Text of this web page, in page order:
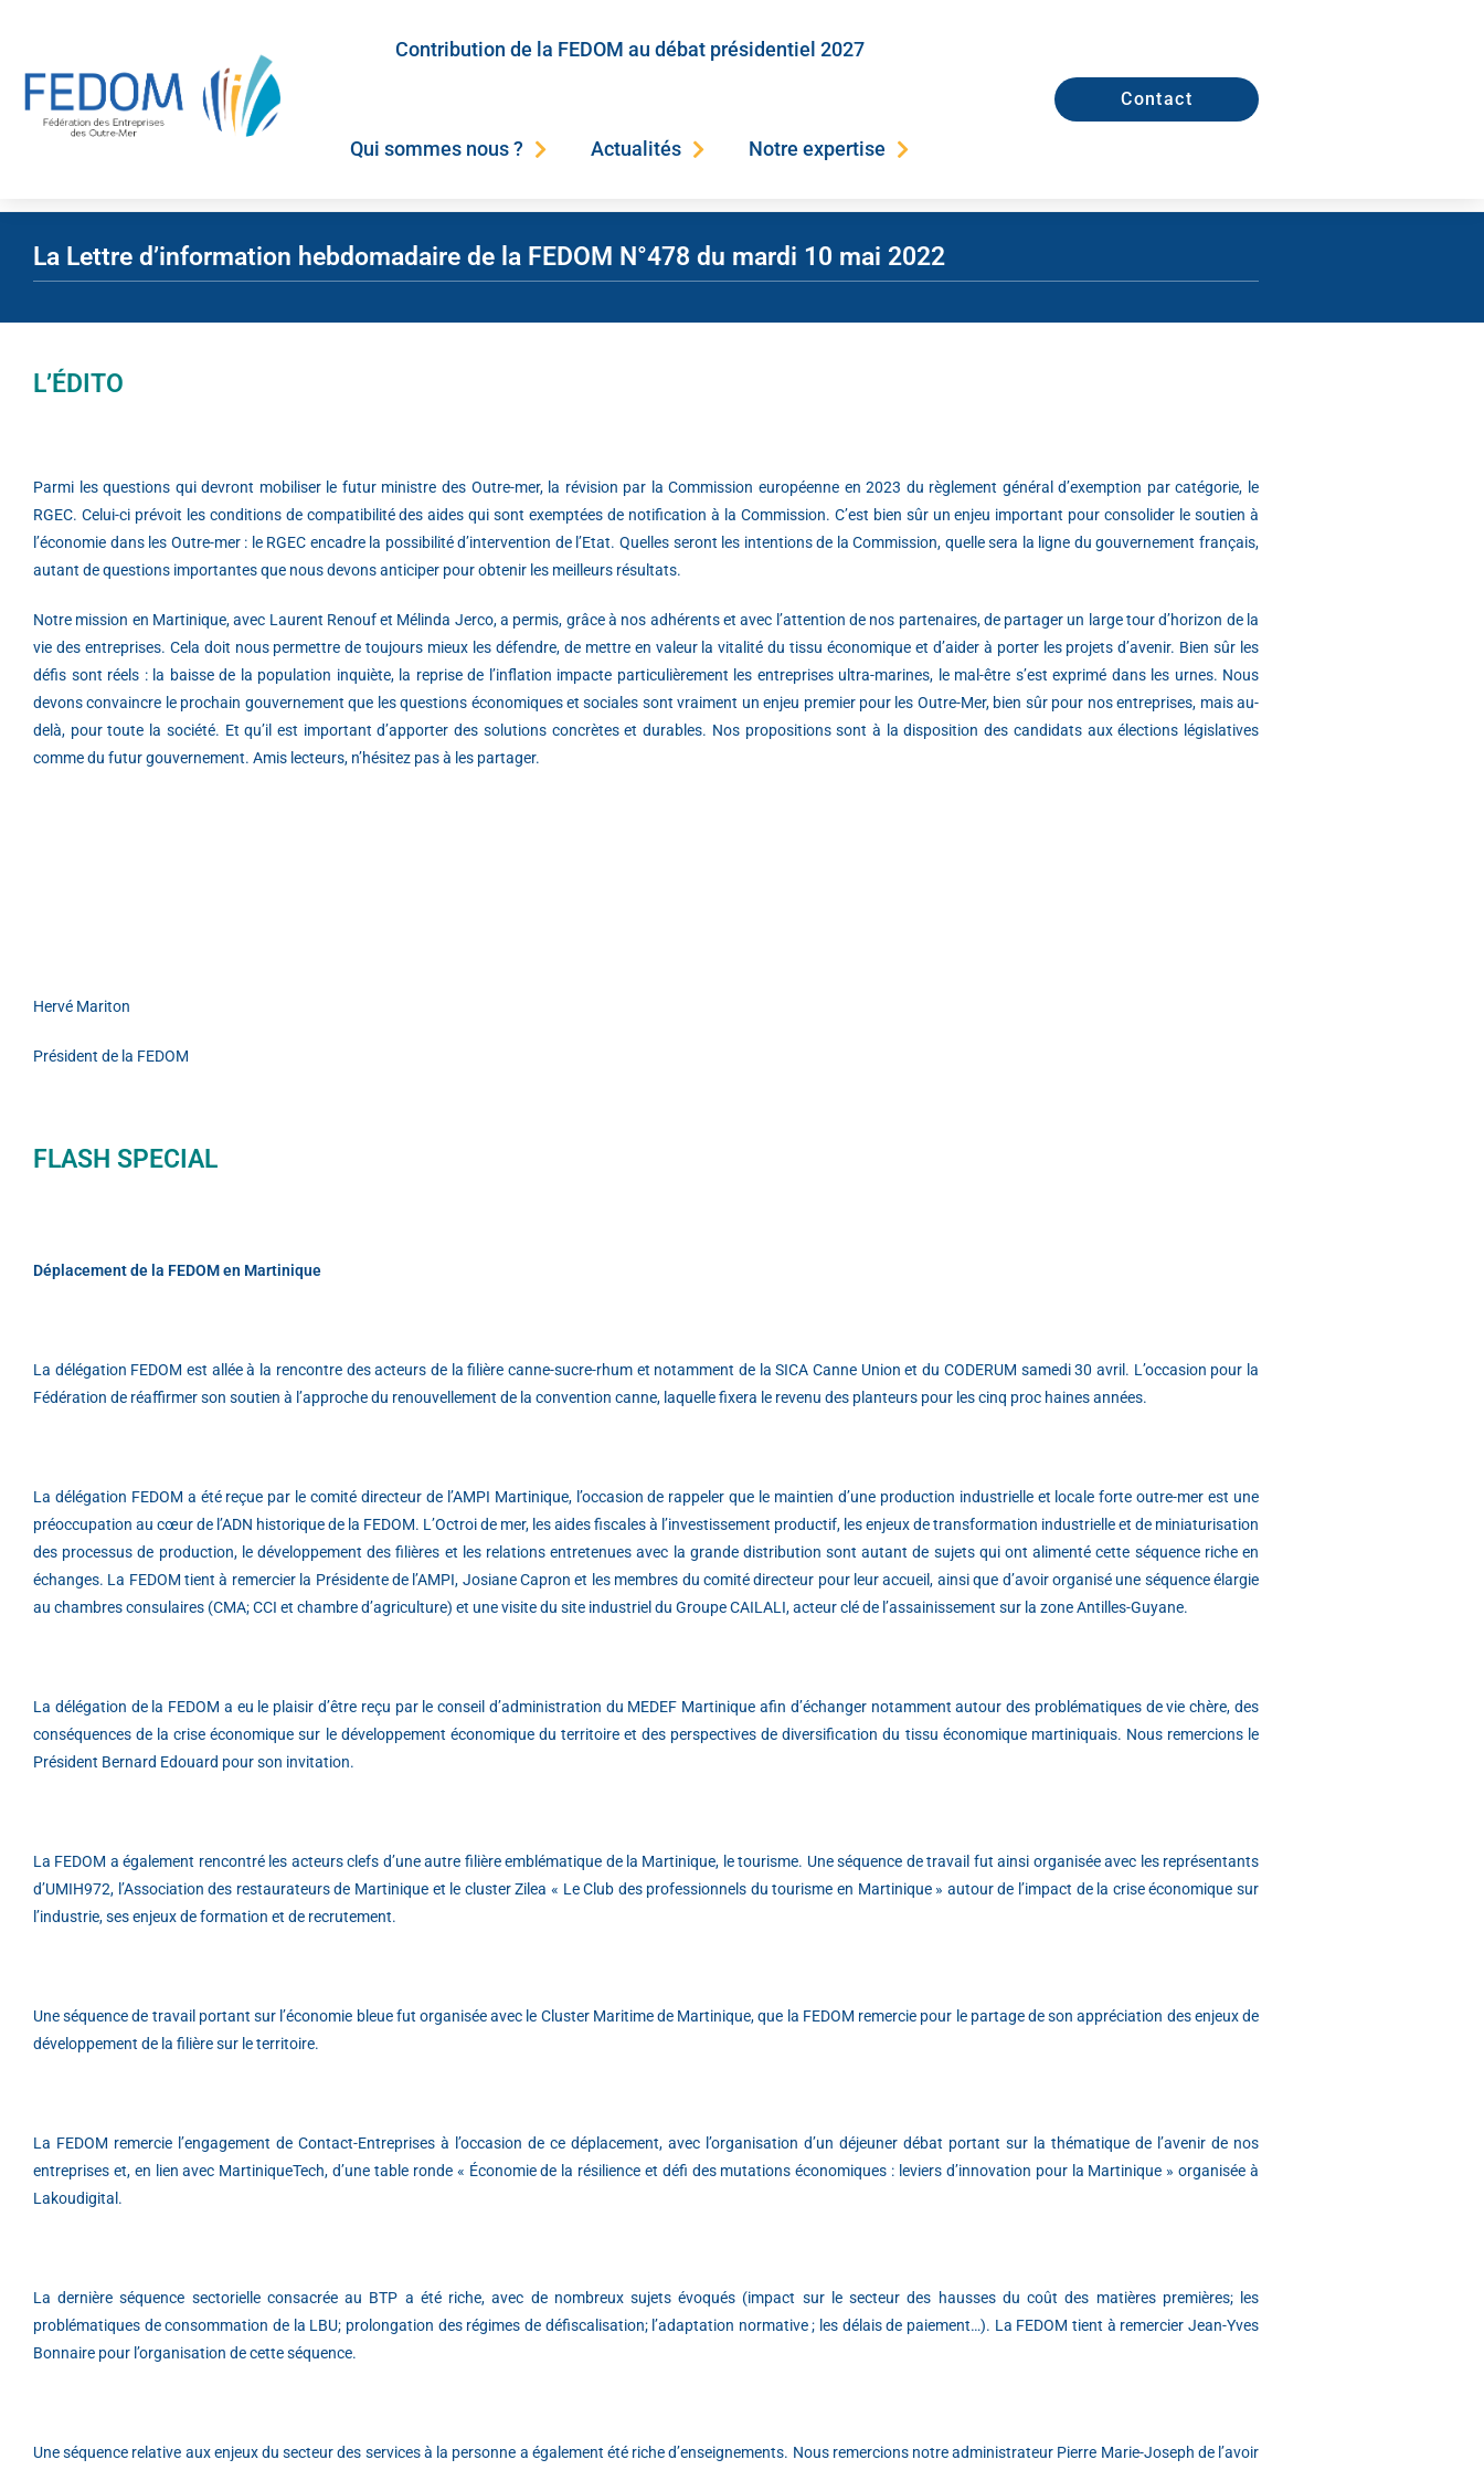
Contribution de la FEDOM au débat présidentiel 2027
Qui sommes nous ? Actualités Notre expertise
Contact
La Lettre d’information hebdomadaire de la FEDOM N°478 du mardi 10 mai 2022
L’ÉDITO
Parmi les questions qui devront mobiliser le futur ministre des Outre-mer, la révision par la Commission européenne en 2023 du règlement général d’exemption par catégorie, le
RGEC. Celui-ci prévoit les conditions de compatibilité des aides qui sont exemptées de notification à la Commission. C’est bien sûr un enjeu important pour consolider le soutien à
l’économie dans les Outre-mer : le RGEC encadre la possibilité d’intervention de l’Etat. Quelles seront les intentions de la Commission, quelle sera la ligne du gouvernement français,
autant de questions importantes que nous devons anticiper pour obtenir les meilleurs résultats.
Notre mission en Martinique, avec Laurent Renouf et Mélinda Jerco, a permis, grâce à nos adhérents et avec l’attention de nos partenaires, de partager un large tour d’horizon de la
vie des entreprises. Cela doit nous permettre de toujours mieux les défendre, de mettre en valeur la vitalité du tissu économique et d’aider à porter les projets d’avenir. Bien sûr les
défis sont réels : la baisse de la population inquiète, la reprise de l’inflation impacte particulièrement les entreprises ultra-marines, le mal-être s’est exprimé dans les urnes. Nous
devons convaincre le prochain gouvernement que les questions économiques et sociales sont vraiment un enjeu premier pour les Outre-Mer, bien sûr pour nos entreprises, mais au-
delà, pour toute la société. Et qu’il est important d’apporter des solutions concrètes et durables. Nos propositions sont à la disposition des candidats aux élections législatives
comme du futur gouvernement. Amis lecteurs, n’hésitez pas à les partager.
Hervé Mariton
Président de la FEDOM
FLASH SPECIAL
Déplacement de la FEDOM en Martinique
La délégation FEDOM est allée à la rencontre des acteurs de la filière canne-sucre-rhum et notamment de la SICA Canne Union et du CODERUM samedi 30 avril. L’occasion pour la
Fédération de réaffirmer son soutien à l’approche du renouvellement de la convention canne, laquelle fixera le revenu des planteurs pour les cinq proc haines années.
La délégation FEDOM a été reçue par le comité directeur de l’AMPI Martinique, l’occasion de rappeler que le maintien d’une production industrielle et locale forte outre-mer est une
préoccupation au cœur de l’ADN historique de la FEDOM. L’Octroi de mer, les aides fiscales à l’investissement productif, les enjeux de transformation industrielle et de miniaturisation
des processus de production, le développement des filières et les relations entretenues avec la grande distribution sont autant de sujets qui ont alimenté cette séquence riche en
échanges. La FEDOM tient à remercier la Présidente de l’AMPI, Josiane Capron et les membres du comité directeur pour leur accueil, ainsi que d’avoir organisé une séquence élargie
au chambres consulaires (CMA; CCI et chambre d’agriculture) et une visite du site industriel du Groupe CAILALI, acteur clé de l’assainissement sur la zone Antilles-Guyane.
La délégation de la FEDOM a eu le plaisir d’être reçu par le conseil d’administration du MEDEF Martinique afin d’échanger notamment autour des problématiques de vie chère, des
conséquences de la crise économique sur le développement économique du territoire et des perspectives de diversification du tissu économique martiniquais. Nous remercions le
Président Bernard Edouard pour son invitation.
La FEDOM a également rencontré les acteurs clefs d’une autre filière emblématique de la Martinique, le tourisme. Une séquence de travail fut ainsi organisée avec les représentants
d’UMIH972, l’Association des restaurateurs de Martinique et le cluster Zilea « Le Club des professionnels du tourisme en Martinique » autour de l’impact de la crise économique sur
l’industrie, ses enjeux de formation et de recrutement.
Une séquence de travail portant sur l’économie bleue fut organisée avec le Cluster Maritime de Martinique, que la FEDOM remercie pour le partage de son appréciation des enjeux de
développement de la filière sur le territoire.
La FEDOM remercie l’engagement de Contact-Entreprises à l’occasion de ce déplacement, avec l’organisation d’un déjeuner débat portant sur la thématique de l’avenir de nos
entreprises et, en lien avec MartiniqueTech, d’une table ronde « Économie de la résilience et défi des mutations économiques : leviers d’innovation pour la Martinique » organisée à
Lakoudigital.
La dernière séquence sectorielle consacrée au BTP a été riche, avec de nombreux sujets évoqués (impact sur le secteur des hausses du coût des matières premières; les
problématiques de consommation de la LBU; prolongation des régimes de défiscalisation; l’adaptation normative ; les délais de paiement…). La FEDOM tient à remercier Jean-Yves
Bonnaire pour l’organisation de cette séquence.
Une séquence relative aux enjeux du secteur des services à la personne a également été riche d’enseignements. Nous remercions notre administrateur Pierre Marie-Joseph de l’avoir